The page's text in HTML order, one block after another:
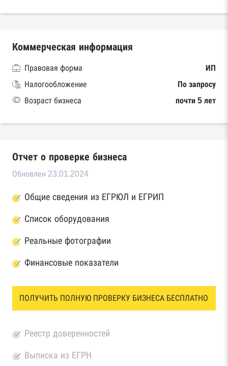
Коммерческая информация
Правовая форма
ИП
Налогообложение
По запросу
Возраст бизнеса
почти 5 лет
Отчет о проверке бизнеса
Обновлен 23.01.2024
Общие сведения из ЕГРЮЛ и ЕГРИП
Список оборудования
Реальные фотографии
Финансовые показатели
ПОЛУЧИТЬ ПОЛНУЮ ПРОВЕРКУ БИЗНЕСА БЕСПЛАТНО
Реестр доверенностей
Выписка из ЕГРН